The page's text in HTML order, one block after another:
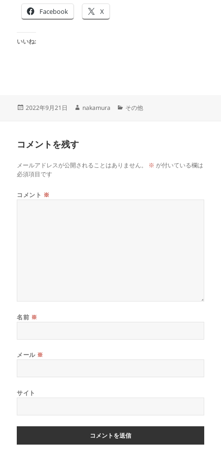
Facebook X
いいね:
投
2022年9月21日
作
nakamura
カ
その他
コメントを残す
メールアドレスが公開されることはありません。 ※ が付いている欄は
必須項目です
コメント ※
名前 ※
メール ※
サイト